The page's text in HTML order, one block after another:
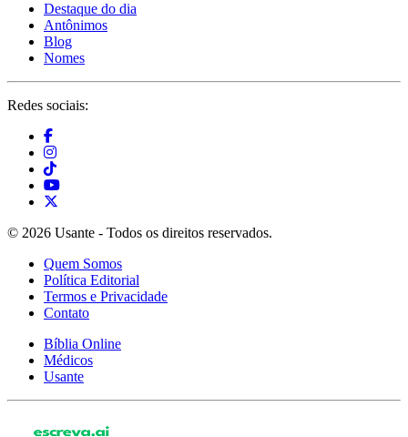
Destaque do dia
Antônimos
Blog
Nomes
Redes sociais:
© 2026 Usante - Todos os direitos reservados.
Quem Somos
Política Editorial
Termos e Privacidade
Contato
Bíblia Online
Médicos
Usante